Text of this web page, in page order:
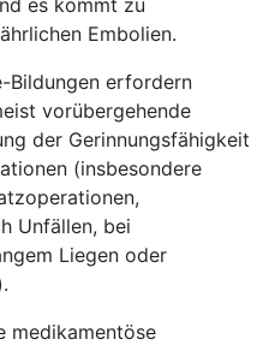
es kommt zu
Embolien.
Bildungen erfordern
vorübergehende
der Gerinnungsfähigkeit
(insbesondere
Unfällen, bei
Liegen oder
medikamentöse